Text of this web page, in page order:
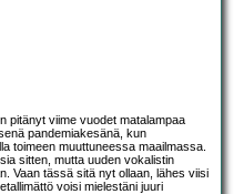
pitänyt viime vuodet matalampaa
pandemiakesänä, kun
toimeen muuttuneessa maailmassa.
sitten, mutta uuden vokalistin
Vaan tässä sitä nyt ollaan, lähes viisi
voisi mielestäni juuri